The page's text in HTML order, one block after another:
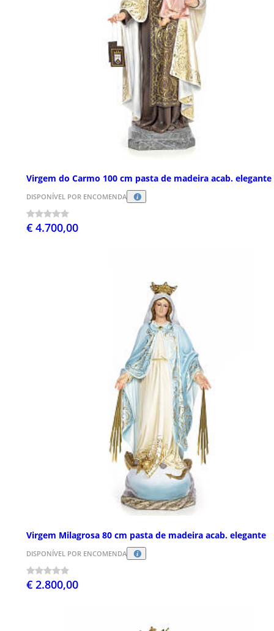
Virgem do Carmo 100 cm pasta de madeira acab. elegante
DISPONÍVEL POR ENCOMENDA
€ 4.700,00
Virgem Milagrosa 80 cm pasta de madeira acab. elegante
DISPONÍVEL POR ENCOMENDA
€ 2.800,00